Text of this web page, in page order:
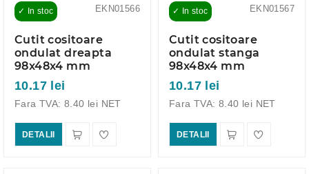
EKN01566
✓ In stoc
Cutit cositoare
ondulat dreapta
98x48x4 mm
10.17 lei
Fara TVA: 8.40 lei NET
DETALII
EKN01567
✓ In stoc
Cutit cositoare
ondulat stanga
98x48x4 mm
10.17 lei
Fara TVA: 8.40 lei NET
DETALII